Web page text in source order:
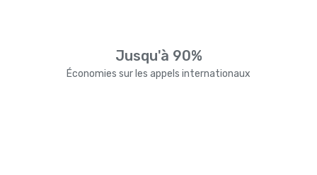
Jusqu'à 90%
Économies sur les appels internationaux